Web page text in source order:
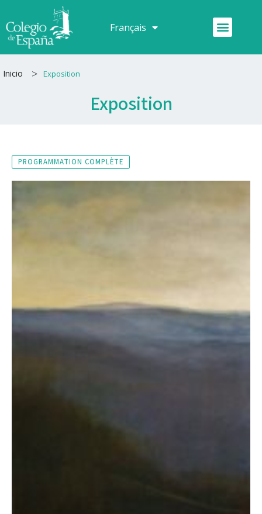
au
contenu
Français
Español Menu
Inicio > Exposition
Exposition
PROGRAMMATION COMPLÈTE